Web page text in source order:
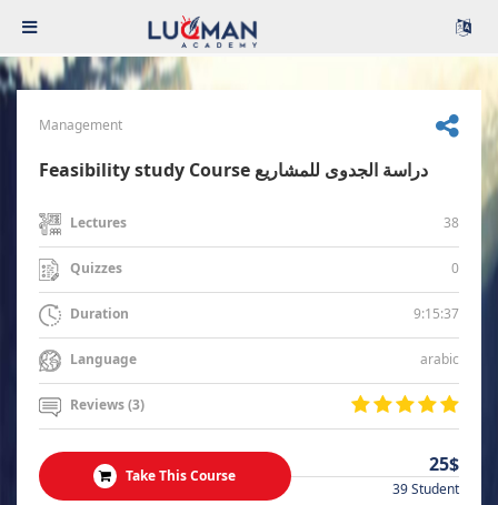
Management
Feasibility study Course دراسة الجدوى للمشاريع
Lectures 38
Quizzes 0
Duration 9:15:37
Language arabic
Reviews (3)
Take This Course 25$
39 Student